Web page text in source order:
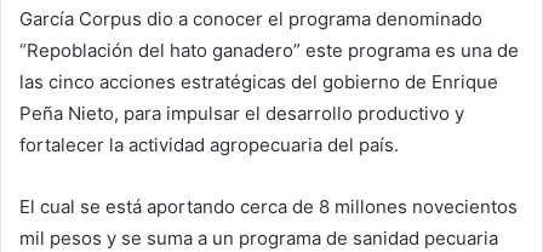
García Corpus dio a conocer el programa denominado
“Repoblación del hato ganadero” este programa es una de
las cinco acciones estratégicas del gobierno de Enrique
Peña Nieto, para impulsar el desarrollo productivo y
fortalecer la actividad agropecuaria del país.
El cual se está aportando cerca de 8 millones novecientos
mil pesos y se suma a un programa de sanidad pecuaria